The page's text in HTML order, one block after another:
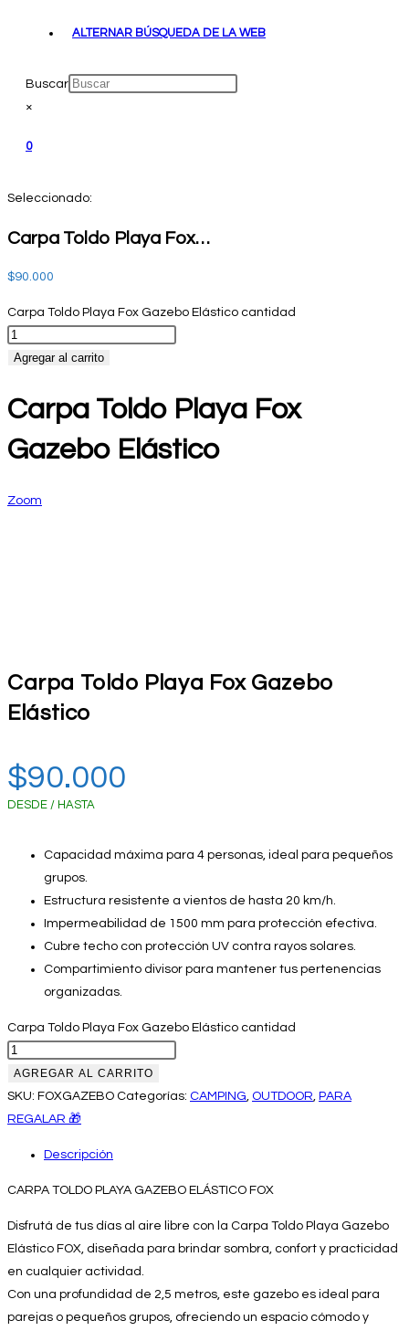
ALTERNAR BÚSQUEDA DE LA WEB
Buscar
×
0
Seleccionado:
Carpa Toldo Playa Fox…
$90.000
Carpa Toldo Playa Fox Gazebo Elástico cantidad
Agregar al carrito
Carpa Toldo Playa Fox
Gazebo Elástico
Zoom
Carpa Toldo Playa Fox Gazebo
Elástico
$90.000
DESDE / HASTA
Capacidad máxima para 4 personas, ideal para pequeños
grupos.
Estructura resistente a vientos de hasta 20 km/h.
Impermeabilidad de 1500 mm para protección efectiva.
Cubre techo con protección UV contra rayos solares.
Compartimiento divisor para mantener tus pertenencias
organizadas.
Carpa Toldo Playa Fox Gazebo Elástico cantidad
AGREGAR AL CARRITO
SKU: FOXGAZEBO Categorías: CAMPING, OUTDOOR, PARA
REGALAR 🎁
Descripción
CARPA TOLDO PLAYA GAZEBO ELÁSTICO FOX
Disfrutá de tus días al aire libre con la Carpa Toldo Playa Gazebo
Elástico FOX, diseñada para brindar sombra, confort y practicidad
en cualquier actividad.
Con una profundidad de 2,5 metros, este gazebo es ideal para
parejas o pequeños grupos, ofreciendo un espacio cómodo y